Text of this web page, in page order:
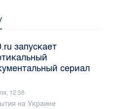
запускает
сериал
12:58
на Украине